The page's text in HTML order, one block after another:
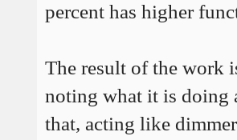
percent has higher
The result of the work
noting what it is doing
that, acting like